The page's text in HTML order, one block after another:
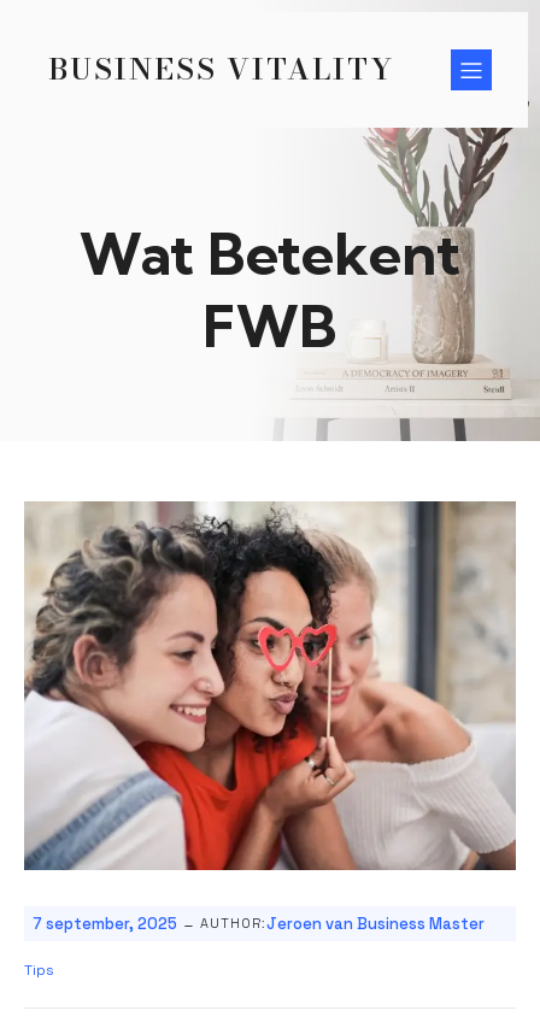
BUSINESS VITALITY
Wat Betekent
FWB
7 september, 2025 - AUTHOR:Jeroen van Business Master
Tips